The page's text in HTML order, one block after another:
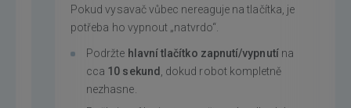
Pokud vysavač vůbec nereaguje na tlačítka, je
potřeba ho vypnout „natvrdo“.
Podržte hlavní tlačítko zapnutí/vypnutína
cca 10 sekund
, dokud robot kompletně
nezhasne.